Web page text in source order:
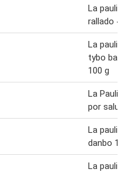
La
rallado
La
tybo
100 g
La
por salut
La
danbo
La